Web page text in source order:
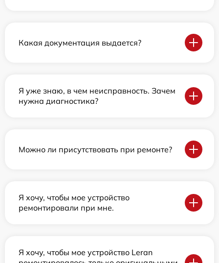
Какая документация выдается?
Я уже знаю, в чем неисправность. Зачем
нужна диагностика?
Можно ли присутствовать при ремонте?
Я хочу, чтобы мое устройство
ремонтировали при мне.
Я хочу, чтобы мое устройство Leran